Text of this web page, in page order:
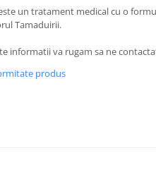
un tratament medical cu o
Tamaduirii.
informatii va rugam sa ne
produs